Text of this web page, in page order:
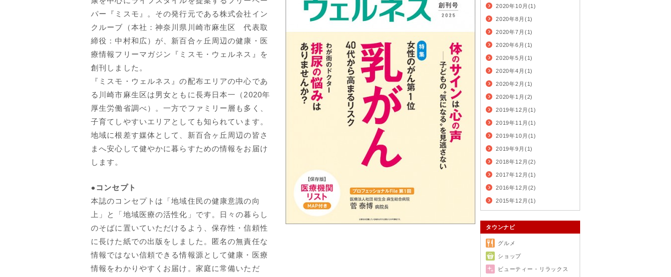
2020年10月(1)
2020年8月(1)
2020年7月(1)
2020年6月(1)
2020年5月(1)
2020年4月(1)
2020年2月(1)
2020年1月(2)
2019年12月(1)
2019年11月(1)
2019年10月(1)
2019年9月(1)
2018年12月(2)
2017年12月(1)
2016年12月(2)
2015年12月(1)
タウンナビ
グルメ
ショップ
ビューティー・リラックス
パー『ミスモ』。その発行元である株式会社イン
クルーブ（本社：神奈川県川崎市麻生区 代表取
締役：中村和広）が、新百合ヶ丘周辺の健康・医
療情報フリーマガジン『ミスモ・ウェルネス』を
創刊しました。
『ミスモ・ウェルネス』の配布エリアの中心であ
る川崎市麻生区は男女ともに長寿日本一（2020年
厚生労働省調べ）。一方でファミリー層も多く、
子育てしやすいエリアとしても知られています。
地域に根差す媒体として、新百合ヶ丘周辺の皆さ
まへ安心して健やかに暮らすための情報をお届け
します。
●コンセプト
本誌のコンセプトは「地域住民の健康意識の向
上」と「地域医療の活性化」です。日々の暮らし
のそばに置いていただけるよう、保存性・信頼性
に長けた紙での出版をしました。匿名の無責任な
情報ではない信頼できる情報源として健康・医療
情報をわかりやすくお届け。家庭に常備いただ